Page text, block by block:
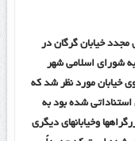
مجدد خیابان گرگان در
شورای اسلامی شهر
خیابان مورد نظر شد که
استناداتی شده بود به
وخیابانهای دیگری